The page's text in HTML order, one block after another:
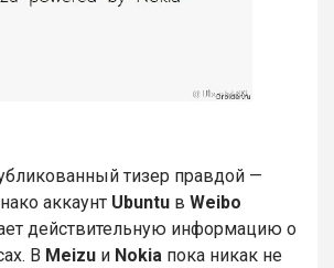
тизер правдой —
аккаунт Ubuntu в Weibo
действительную информацию о
В Meizu и Nokia пока никак не